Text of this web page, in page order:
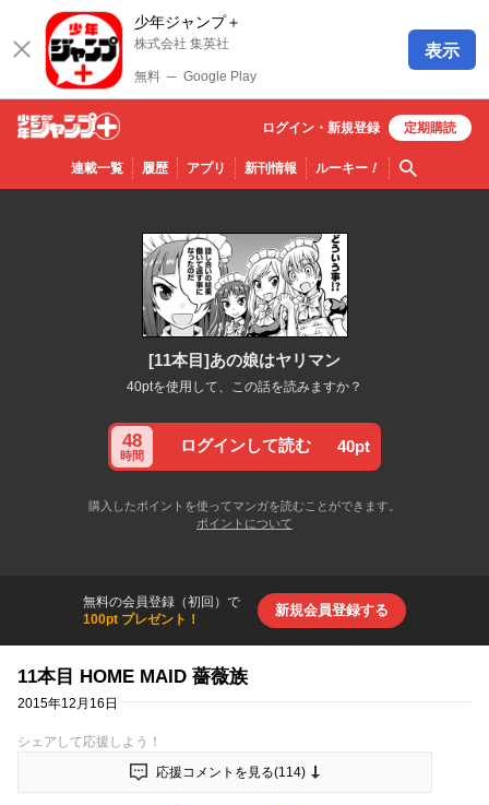
少年ジャンプ＋
株式会社 集英社
無料 ─ Google Play
表示
少年ジ
ャンプ
連載一覧 履歴 アプリ 新刊情報 ルーキー！ 検索
ログイン・ 新規登録 定期購読
[11本目]あの娘はヤリマン
40ptを使用して、この話を読みますか？
48
時間
ログインして読む 40pt
購入したポイントを使ってマンガを読むことができます。
ポイントについて
無料の会員登録（初回）で
100pt プレゼント！
新規会員登録する
11本目 HOME MAID 薔薇族
2015年12月16日
シェアして応援しよう！
応援コメントを見る(114)